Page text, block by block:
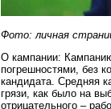
Фото: личная
О кампании:
погрешностями, без
кандидата. Средняя
грязи, как было на
отрицательного –